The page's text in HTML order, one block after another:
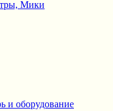
Мики
и оборудование